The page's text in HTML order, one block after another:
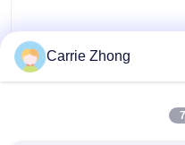
12V - 48V a mené les
kits légers pour le
rythme de voiture de
Carrie Zhong